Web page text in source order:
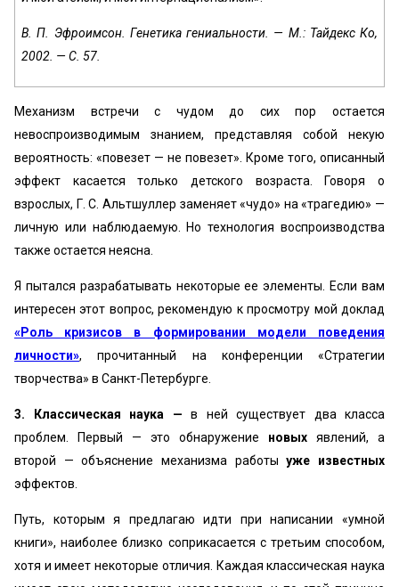
В. П. Эфроимсон. Генетика гениальности. — М.: Тайдекс Ко,
2002. — С. 57.
Механизм встречи с чудом до сих пор остается
невоспроизводимым знанием, представляя собой некую
вероятность: «повезет — не повезет». Кроме того, описанный
эффект касается только детского возраста. Говоря о
взрослых, Г. С. Альтшуллер заменяет «чудо» на «трагедию» —
личную или наблюдаемую. Но технология воспроизводства
также остается неясна.
Я пытался разрабатывать некоторые ее элементы. Если вам
интересен этот вопрос, рекомендую к просмотру мой доклад
«Роль кризисов в формировании модели поведения
личности», прочитанный на конференции «Стратегии
творчества» в Санкт-Петербурге.
3. Классическая наука — в ней существует два класса
проблем. Первый — это обнаружение новых явлений, а
второй — объяснение механизма работыуже известных
эффектов.
Путь, которым я предлагаю идти при написании «умной
книги», наиболее близко соприкасается с третьим способом,
хотя и имеет некоторые отличия. Каждая классическая наука